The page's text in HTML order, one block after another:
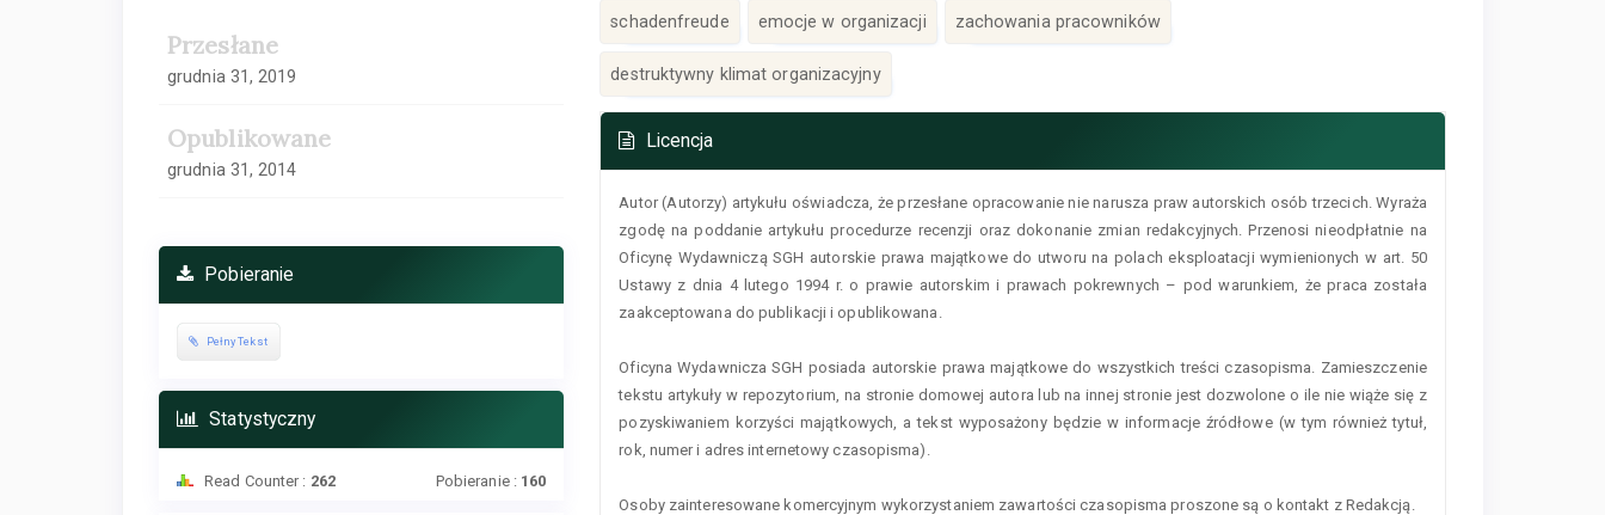
Przesłane
grudnia 31, 2019
Opublikowane
grudnia 31, 2014
Pobieranie
Pełny Tekst
Statystyczny
Read Counter : 262 Pobieranie : 160
schadenfreude emocje w organizacji zachowania pracowników
destruktywny klimat organizacyjny
Szczegóły
artykułu
Licencja
Autor (Autorzy) artykułu oświadcza, że przesłane opracowanie nie narusza praw autorskich osób trzecich. Wyraża
zgodę na poddanie artykułu procedurze recenzji oraz dokonanie zmian redakcyjnych. Przenosi nieodpłatnie na
Oficynę Wydawniczą SGH autorskie prawa majątkowe do utworu na polach eksploatacji wymienionych w art. 50
Ustawy z dnia 4 lutego 1994 r. o prawie autorskim i prawach pokrewnych – pod warunkiem, że praca została
zaakceptowana do publikacji i opublikowana.
Oficyna Wydawnicza SGH posiada autorskie prawa majątkowe do wszystkich treści czasopisma. Zamieszczenie
tekstu artykuły w repozytorium, na stronie domowej autora lub na innej stronie jest dozwolone o ile nie wiąże się z
pozyskiwaniem korzyści majątkowych, a tekst wyposażony będzie w informacje źródłowe (w tym również tytuł,
rok, numer i adres internetowy czasopisma).
Osoby zainteresowane komercyjnym wykorzystaniem zawartości czasopisma proszone są o kontakt z Redakcją.